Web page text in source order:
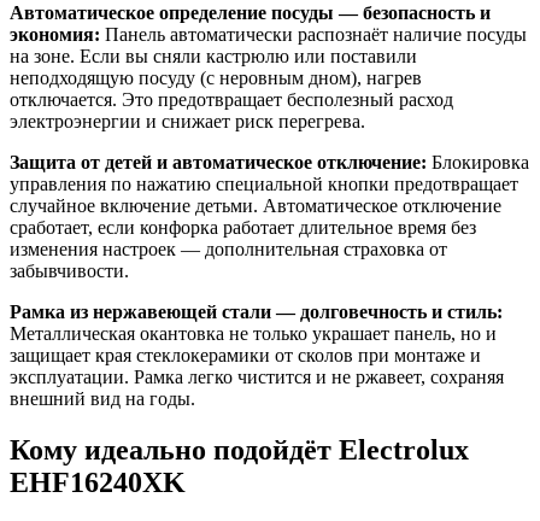
Автоматическое определение посуды — безопасность и
экономия: Панель автоматически распознаёт наличие посуды
на зоне. Если вы сняли кастрюлю или поставили
неподходящую посуду (с неровным дном), нагрев
отключается. Это предотвращает бесполезный расход
электроэнергии и снижает риск перегрева.
Защита от детей и автоматическое отключение: Блокировка
управления по нажатию специальной кнопки предотвращает
случайное включение детьми. Автоматическое отключение
сработает, если конфорка работает длительное время без
изменения настроек — дополнительная страховка от
забывчивости.
Рамка из нержавеющей стали — долговечность и стиль:
Металлическая окантовка не только украшает панель, но и
защищает края стеклокерамики от сколов при монтаже и
эксплуатации. Рамка легко чистится и не ржавеет, сохраняя
внешний вид на годы.
Кому идеально подойдёт Electrolux
EHF16240XK